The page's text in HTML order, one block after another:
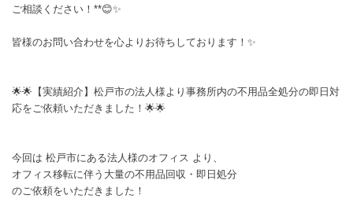
ご相談ください！**😊✨
皆様のお問い合わせを心よりお待ちしております！✨
🌟🌟【実績紹介】松戸市の法人様より事務所内の不用品全処分の即日対
応をご依頼いただきました！🌟🌟
今回は 松戸市にある法人様のオフィス より、
オフィス移転に伴う大量の不用品回収・即日処分
のご依頼をいただきました！